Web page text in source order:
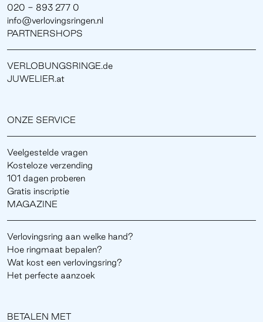
020 - 893 277 0
info@verlovingsringen.nl
PARTNERSHOPS
VERLOBUNGSRINGE.de
JUWELIER.at
ONZE SERVICE
Veelgestelde vragen
Kosteloze verzending
101 dagen proberen
Gratis inscriptie
MAGAZINE
Verlovingsring aan welke hand?
Hoe ringmaat bepalen?
Wat kost een verlovingsring?
Het perfecte aanzoek
BETALEN MET